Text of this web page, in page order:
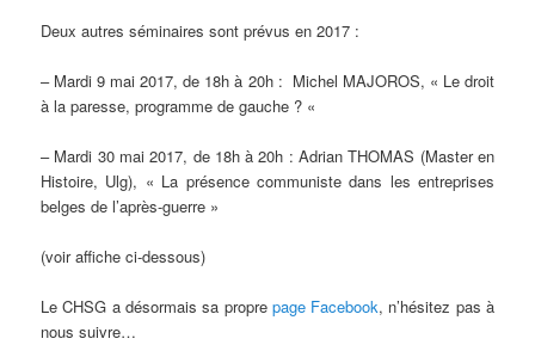
Deux autres séminaires sont prévus en 2017 :
– Mardi 9 mai 2017, de 18h à 20h : Michel MAJOROS, « Le droit
à la paresse, programme de gauche ? «
– Mardi 30 mai 2017, de 18h à 20h : Adrian THOMAS (Master en
Histoire, Ulg), « La présence communiste dans les entreprises
belges de l’après-guerre »
(voir affiche ci-dessous)
Le CHSG a désormais sa proprepage Facebook, n’hésitez pas à
nous suivre…